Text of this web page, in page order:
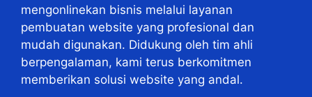
mengonlinekan bisnis melalui layanan
pembuatan website yang profesional dan
mudah digunakan. Didukung oleh tim ahli
berpengalaman, kami terus berkomitmen
memberikan solusi website yang andal.